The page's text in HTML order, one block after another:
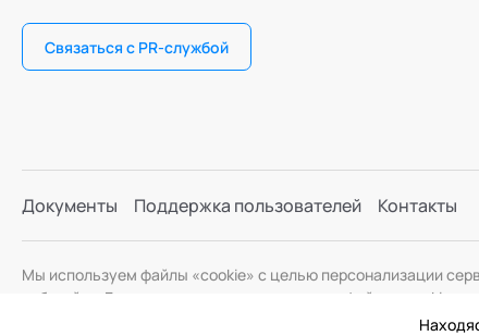
Связаться с PR-службой
Документы Поддержка пользователей Контакты
Мы используем файлы «cookie» с целью персонализации
веб-сайта. Если вы не хотите использовать файлы «cookie»,